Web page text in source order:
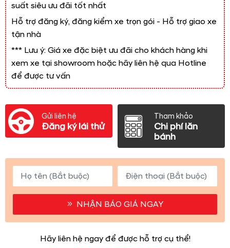
suất siêu ưu đãi tốt nhất
Hỗ trợ đăng ký, đăng kiểm xe trọn gói - Hỗ trợ giao xe
tận nhà
*** Lưu ý: Giá xe đặc biệt ưu đãi cho khách hàng khi
xem xe tại showroom hoặc hãy liên hệ qua Hotline
để được tư vấn
Gửi liên hệ
Đăng ký lái thử
Tham khảo
Chi phí lăn
bánh
NHẬN BÁO GIÁ NGAY
Hãy liên hệ ngay để được hỗ trợ cụ thể!